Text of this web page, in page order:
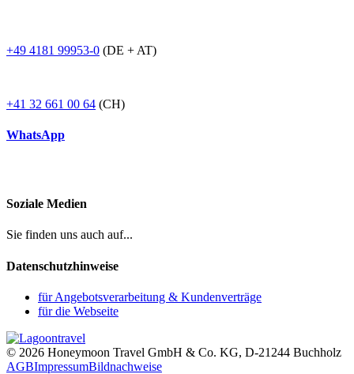
+49 4181 99953-0 (DE + AT)
+41 32 661 00 64 (CH)
WhatsApp
Soziale Medien
Sie finden uns auch auf...
Datenschutzhinweise
für Angebotsverarbeitung & Kundenverträge
für die Webseite
© 2026 Honeymoon Travel GmbH & Co. KG, D-21244 Buchholz
AGBImpressumBildnachweise